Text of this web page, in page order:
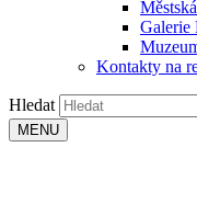
Galerie
Kontakty na
Hledat
MENU